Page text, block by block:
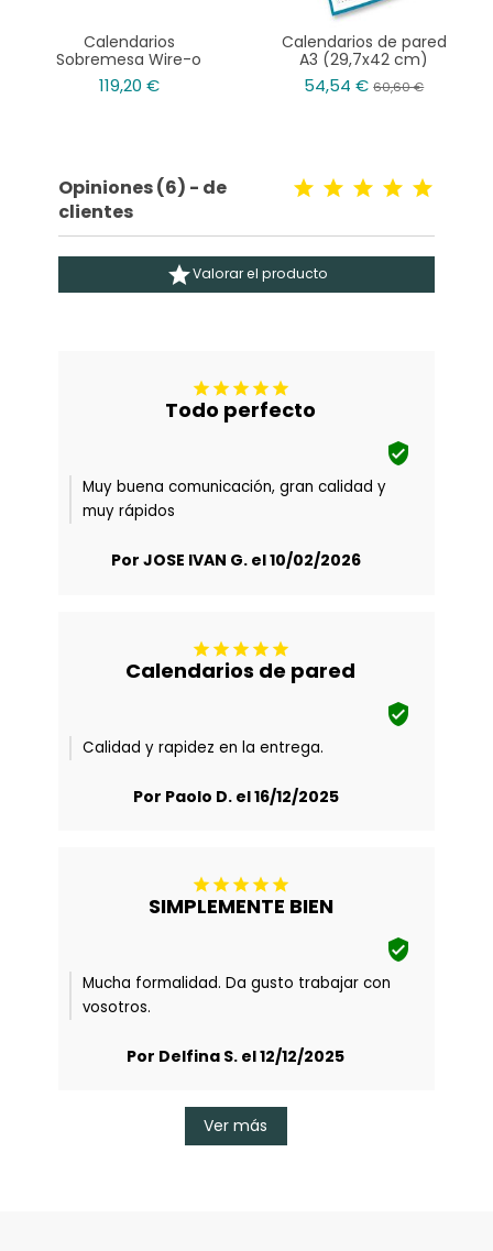
Calendarios
Sobremesa Wire-o
10x21 cm
119,20 €
Calendarios de pared
A3 (29,7x42 cm)
54,54 €60,60 €
Opiniones (6) - de
clientes
Valorar el producto
    
Todo perfecto

Muy buena comunicación, gran calidad y
muy rápidos
Por JOSE IVAN G. el 10/02/2026
    
Calendarios de pared

Calidad y rapidez en la entrega.
Por Paolo D. el 16/12/2025
    
SIMPLEMENTE BIEN

Mucha formalidad. Da gusto trabajar con
vosotros.
Por Delfina S. el 12/12/2025
Ver más